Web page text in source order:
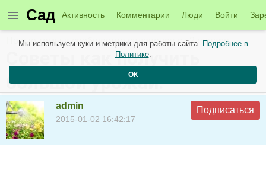
Сад Активность Комментарии Люди Войти
Новые темы в сообществе садоводов от 2 января
Советы как получить
большой урожай.
admin
2015-01-02 16:42:17
Подписаться
Мы используем куки и метрики для работы сайта. Подробнее в
Политике.
ОК